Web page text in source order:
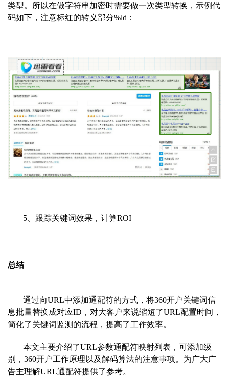
类型。所以在做字符串加密时需要做一次类型转换 ，示例代
码如下，注意标红的转义部分%ld：
5、跟踪关键词效果，计算ROI
总结
通过向URL中添加通配符的方式，将360开户关键词信
息批量替换成对应ID，对大客户来说缩短了URL配置时间，
简化了关键词监测的流程，提高了工作效率。
本文主要介绍了URL参数通配符映射列表，可添加级
别，360开户工作原理以及解码算法的注意事项。为广大广
告主理解URL通配符提供了参考。